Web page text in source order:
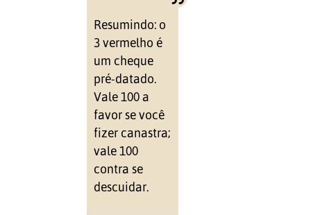
Resumindo: o
3 vermelho é
um cheque
pré-datado.
Vale 100 a
favor se você
fizer canastra;
vale 100
contra se
descuidar.